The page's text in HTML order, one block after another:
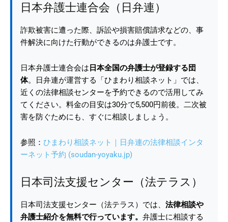
日本弁護士連合会（日弁連）
詐欺被害に遭った際、訴訟や損害賠償請求などの、事
件解決に向けた行動ができるのは弁護士です。
日本弁護士連合会は 日本全国の弁護士が登録する団
体。日弁連が運営する「ひまわり相談ネット」では、
近くの法律相談センターを予約できるので活用してみ
てください。料金の目安は30分で5,500円前後。二次被
害を防ぐためにも、すぐに相談しましょう。
参照： ひまわり相談ネット｜日弁連の法律相談インタ
ーネット予約 (soudan-yoyaku.jp)
日本司法支援センター（法テラス）
日本司法支援センター（法テラス）では、 法律相談や
弁護士紹介を無料で行っています。 弁護士に相談する